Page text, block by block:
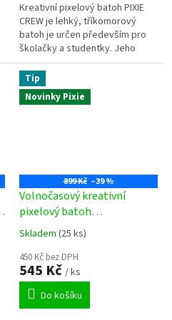
Kreativní pixelový batoh PIXIE
CREW je lehký, tříkomorový
batoh je určen především pro
školačky a studentky. Jeho
přední část je osazena
silikonovou kruhovou deskou s
pixelovými body, na kterou lze
patentovaným způsobem
Tip
Novinky Pixie
899 Kč –39 %
Volnočasový kreativní
pixelový batoh
multibarevná kostka/černá
PXB-02-Y24
Skladem (25 ks)
450 Kč bez DPH
545 Kč / ks
Do košíku